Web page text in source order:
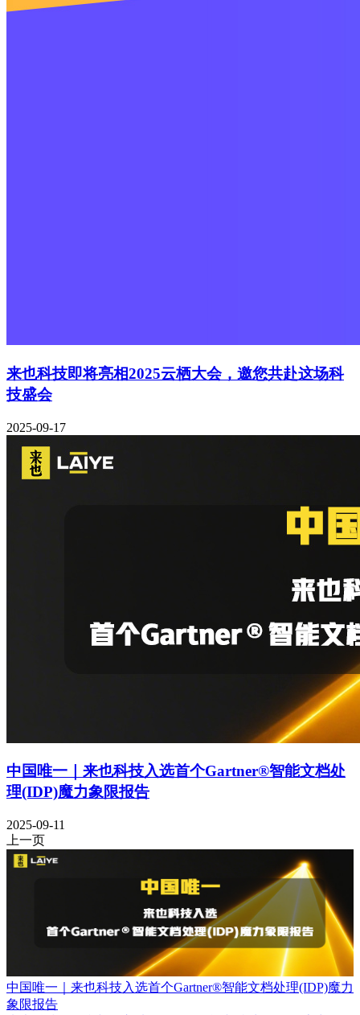
来也科技即将亮相2025云栖大会，邀您共赴这场科
技盛会
2025-09-17
中国唯一｜来也科技入选首个Gartner®智能文档处
理(IDP)魔力象限报告
2025-09-11
上一页
中国唯一｜来也科技入选首个Gartner®智能文档处理(IDP)魔力
象限报告